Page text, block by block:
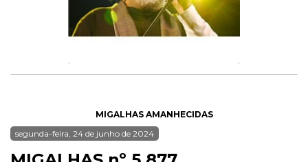
MIGALHAS AMANHECIDAS
segunda-feira, 24 de junho de 2024